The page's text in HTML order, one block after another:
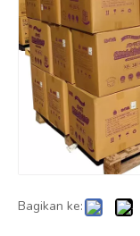
Bagikan ke: